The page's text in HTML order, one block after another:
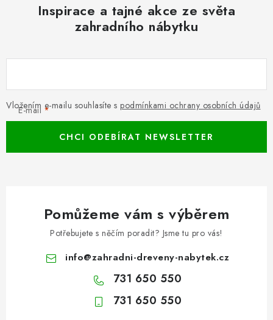
Inspirace a tajné akce ze světa
zahradního nábytku
E-mail
Vložením e-mailu souhlasíte s podmínkami ochrany osobních údajů
CHCI ODEBÍRAT NEWSLETTER
Pomůžeme vám s výběrem
Potřebujete s něčím poradit? Jsme tu pro vás!
info@zahradni-dreveny-nabytek.cz
731 650 550
731 650 550